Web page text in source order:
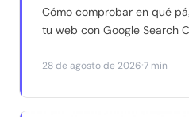
Cómo comprobar en qué
tu web con Google Search
distintos para la misma
28 de agosto de 2026·7 min